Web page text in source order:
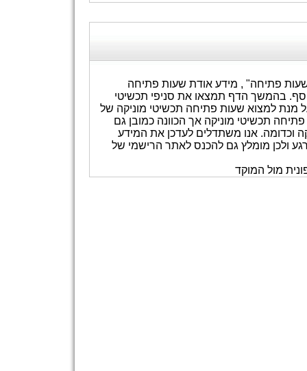
פתיחה" , מידע אודת שעות פתיחה
נוסף. בהמשך הדף תמצאו את סניפי תכשיטי
מנת למצוא שעות פתיחה תכשיטי מוניקה של
תכשיטי מוניקה אך הכוונה כמובן גם
וכדומה. אנו משתדלים לעדכן את המידע
לכך שהאתר מעודכן 100% בכל רגע ורגע ולכן מומלץ גם להכנס לאתר הרישמי של
מול המוקד